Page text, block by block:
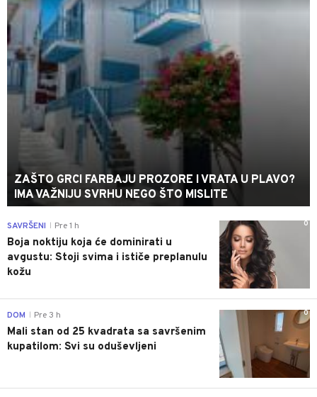
ZAŠTO GRCI FARBAJU PROZORE I VRATA U PLAVO?
IMA VAŽNIJU SVRHU NEGO ŠTO MISLITE
0
SAVRŠENI Pre 1 h
Boja noktiju koja će dominirati u
avgustu: Stoji svima i ističe preplanulu
kožu
0
DOM Pre 3 h
Mali stan od 25 kvadrata sa savršenim
kupatilom: Svi su oduševljeni